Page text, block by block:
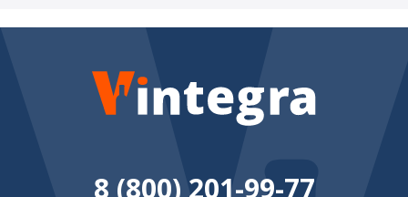
8 (800) 201-99-77